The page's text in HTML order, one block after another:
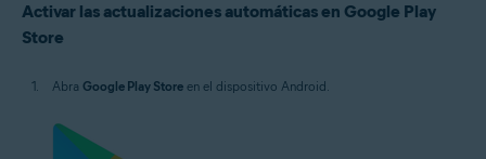
depende del producto
Activar las actualizaciones automáticas en Google Play
Store
Abra Google Play Store en el dispositivo Android.